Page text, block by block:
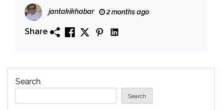
jantakikhabar 2 months ago
Share
Search
Search